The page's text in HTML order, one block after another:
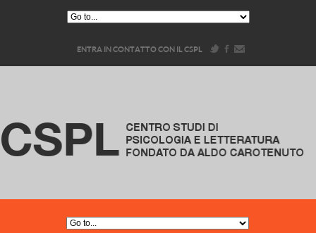
ENTRA IN CONTATTO CON IL CSPL